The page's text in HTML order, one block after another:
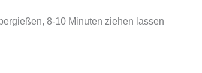
8-10 Minuten ziehen lassen